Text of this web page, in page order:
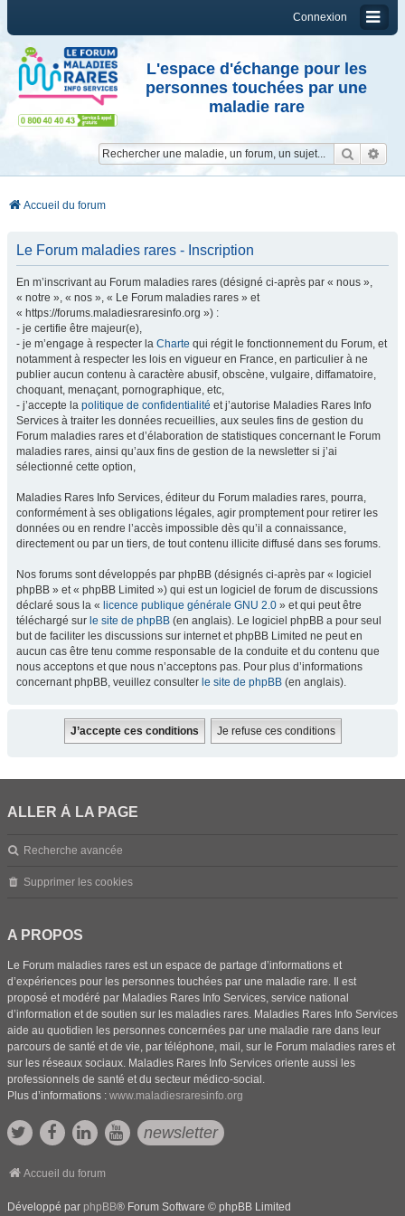
Connexion
L'espace d'échange pour les
personnes touchées par une
maladie rare
Accueil du forum
Le Forum maladies rares - Inscription
En m’inscrivant au Forum maladies rares (désigné ci-après par « nous »,
« notre », « nos », « Le Forum maladies rares » et
« https://forums.maladiesraresinfo.org ») :
- je certifie être majeur(e),
- je m’engage à respecter la Charte qui régit le fonctionnement du Forum, et
notamment à respecter les lois en vigueur en France, en particulier à ne
publier aucun contenu à caractère abusif, obscène, vulgaire, diffamatoire,
choquant, menaçant, pornographique, etc,
- j’accepte la politique de confidentialité et j’autorise Maladies Rares Info
Services à traiter les données recueillies, aux seules fins de gestion du
Forum maladies rares et d’élaboration de statistiques concernant le Forum
maladies rares, ainsi qu’aux fins de gestion de la newsletter si j’ai
sélectionné cette option,
Maladies Rares Info Services, éditeur du Forum maladies rares, pourra,
conformément à ses obligations légales, agir promptement pour retirer les
données ou en rendre l’accès impossible dès qu’il a connaissance,
directement ou par un tiers, de tout contenu illicite diffusé dans ses forums.
Nos forums sont développés par phpBB (désignés ci-après par « logiciel
phpBB » et « phpBB Limited ») qui est un logiciel de forum de discussions
déclaré sous la « licence publique générale GNU 2.0 » et qui peut être
téléchargé sur le site de phpBB (en anglais). Le logiciel phpBB a pour seul
but de faciliter les discussions sur internet et phpBB Limited ne peut en
aucun cas être tenu comme responsable de la conduite et du contenu que
nous acceptons et que nous n’acceptons pas. Pour plus d’informations
concernant phpBB, veuillez consulter le site de phpBB (en anglais).
ALLER À LA PAGE
Recherche avancée
Supprimer les cookies
A PROPOS
Le Forum maladies rares est un espace de partage d’informations et
d’expériences pour les personnes touchées par une maladie rare. Il est
proposé et modéré par Maladies Rares Info Services, service national
d’information et de soutien sur les maladies rares. Maladies Rares Info Services
aide au quotidien les personnes concernées par une maladie rare dans leur
parcours de santé et de vie, par téléphone, mail, sur le Forum maladies rares et
sur les réseaux sociaux. Maladies Rares Info Services oriente aussi les
professionnels de santé et du secteur médico-social.
Plus d’informations : www.maladiesraresinfo.org
newsletter
Accueil du forum
Développé par phpBB® Forum Software © phpBB Limited